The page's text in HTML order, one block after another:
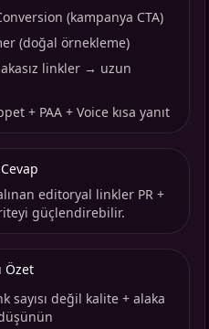
(kampanya CTA)
(doğal örnekleme)
linkler → uzun
+ PAA + Voice kısa yanıt
editoryal linkler PR +
güçlendirebilir.
Özet
sayısı değil kalite + alaka